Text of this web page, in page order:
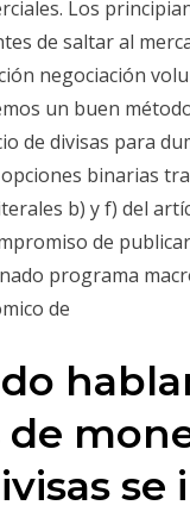
Los
de saltar al
negociación
un buen
de divisas para
binarias
b) y f) del
de
programa
de